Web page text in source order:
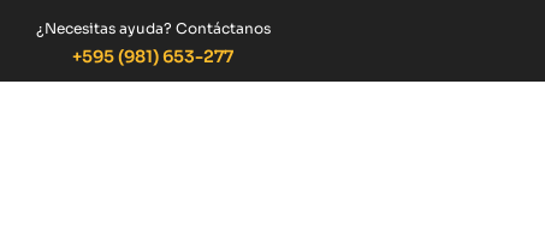
¿Necesitas ayuda? Contáctanos
+595 (981) 653-277